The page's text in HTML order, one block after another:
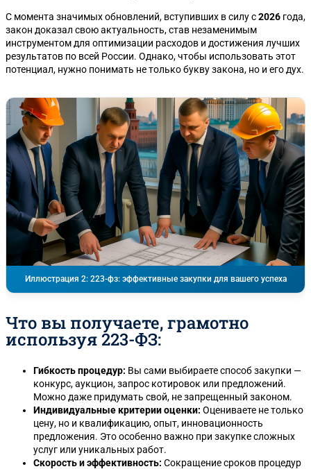
С момента значимых обновлений, вступивших в силу с2026 года,
закон доказал свою актуальность, став незаменимым
инструментом для оптимизации расходов и достижения лучших
результатов по всей России. Однако, чтобы использовать этот
потенциал, нужно понимать не только букву закона, но и его дух.
Иллюстрация 2: 223-фз: эффективные закупки для вашего успеха
Что вы получаете, грамотно
используя 223-ФЗ:
Гибкость процедур: Вы сами выбираете способ закупки —
конкурс, аукцион, запрос котировок или предложений.
Можно даже придумать свой, не запрещенный законом.
Индивидуальные критерии оценки: Оцениваете не только
цену, но и квалификацию, опыт, инновационность
предложения. Это особенно важно при закупке сложных
услуг или уникальных работ.
Скорость и эффективность: Сокращение сроков процедур